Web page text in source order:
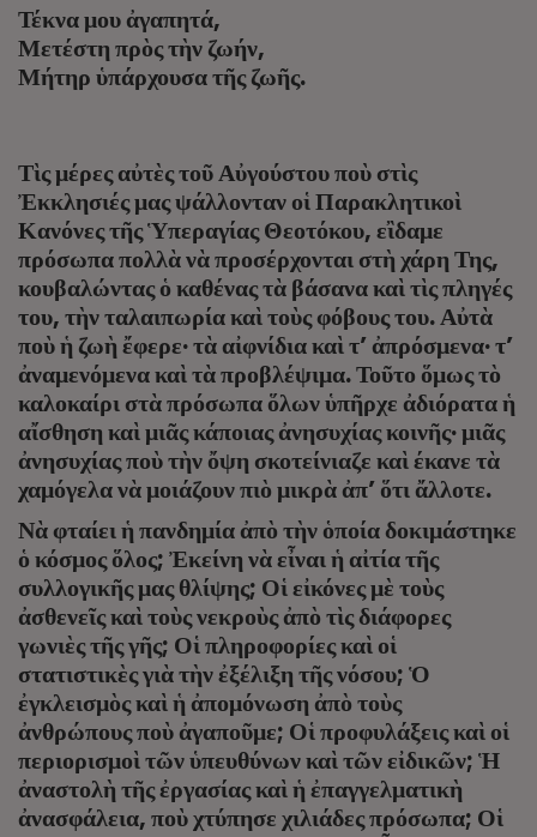
Τέκνα μου ἀγαπητά,
Μετέστη πρὸς τὴν ζωήν,
Μήτηρ ὑπάρχουσα τῆς ζωῆς.
Τὶς μέρες αὐτὲς τοῦ Αὐγούστου ποὺ στὶς
Ἐκκλησιές μας ψάλλονταν οἱ Παρακλητικοὶ
Κανόνες τῆς Ὑπεραγίας Θεοτόκου, εἲδαμε
πρόσωπα πολλὰ νὰ προσέρχονται στὴ χάρη Της,
κουβαλώντας ὁ καθένας τὰ βάσανα καὶ τὶς πληγές
του, τὴν ταλαιπωρία καὶ τοὺς φόβους του. Αὐτὰ
ποὺ ἡ ζωὴ ἔφερε· τὰ αἰφνίδια καὶ τ’ ἀπρόσμενα· τ’
ἀναμενόμενα καὶ τὰ προβλέψιμα. Τοῦτο ὅμως τὸ
καλοκαίρι στὰ πρόσωπα ὅλων ὑπῆρχε ἀδιόρατα ἡ
αἴσθηση καὶ μιᾶς κάποιας ἀνησυχίας κοινῆς· μιᾶς
ἀνησυχίας ποὺ τὴν ὄψη σκοτείνιαζε καὶ έκανε τὰ
χαμόγελα νὰ μοιάζουν πιὸ μικρὰ ἀπ’ ὅτι ἄλλοτε.
Νὰ φταίει ἡ πανδημία ἀπὸ τὴν ὁποία δοκιμάστηκε
ὁ κόσμος ὅλος; Ἐκείνη νὰ εἶναι ἡ αἰτία τῆς
συλλογικῆς μας θλίψης; Οἱ εἰκόνες μὲ τοὺς
ἀσθενεῖς καὶ τοὺς νεκροὺς ἀπὸ τὶς διάφορες
γωνιὲς τῆς γῆς; Οἱ πληροφορίες καὶ οἱ
στατιστικὲς γιὰ τὴν ἐξέλιξη τῆς νόσου; Ὁ
ἐγκλεισμὸς καὶ ἡ ἀπομόνωση ἀπὸ τοὺς
ἀνθρώπους ποὺ ἀγαποῦμε; Οἱ προφυλάξεις καὶ οἱ
περιορισμοὶ τῶν ὑπευθύνων καὶ τῶν εἰδικῶν; Ἡ
ἀναστολὴ τῆς ἐργασίας καὶ ἡ ἐπαγγελματικὴ
ἀνασφάλεια, ποὺ χτύπησε χιλιάδες πρόσωπα; Οἱ